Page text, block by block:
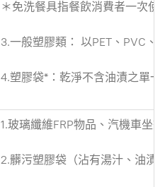
＊免洗餐具指餐飲消費者一次
3.一般塑膠類： 以PET、PVC
4.塑膠袋*：乾淨不含油漬之單
1.玻璃纖維FRP物品、汽機車坐
2.髒污塑膠袋（沾有湯汁、油漬